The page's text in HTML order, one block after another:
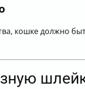
кошке должно